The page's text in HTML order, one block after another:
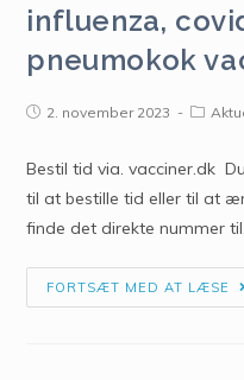
influenza,
pneumokok
2. november 2023
Bestil tid via. vacciner.dk
til at bestille tid eller til at
finde det direkte nummer til…
FORTSÆT MED AT LÆSE